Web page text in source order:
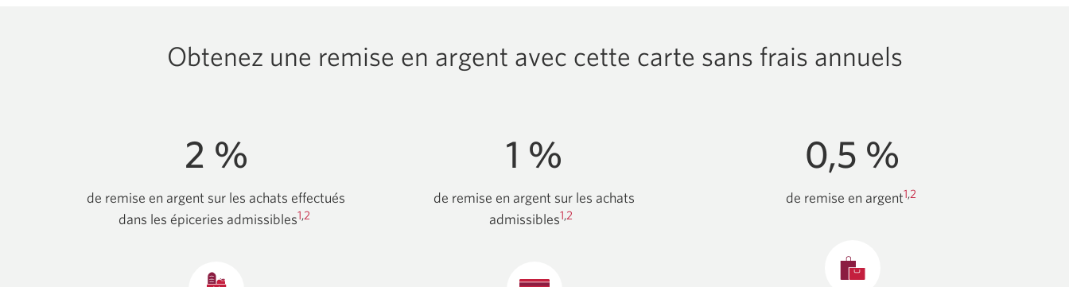
Obtenez une remise en argent avec cette carte sans frais annuels
2 %
de remise en argent sur les achats effectués
dans les épiceries admissibles1,2
1 %
de remise en argent sur les achats
admissibles1,2
0,5 %
de remise en argent1,2